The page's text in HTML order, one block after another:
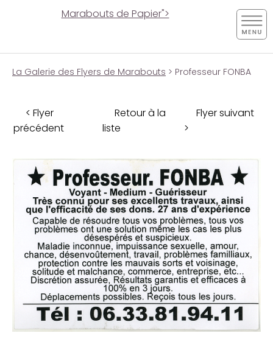
Marabouts de Papier">
La Galerie des Flyers de Marabouts > Professeur FONBA
< Flyer
précédent
Retour à la
liste
Flyer suivant
>